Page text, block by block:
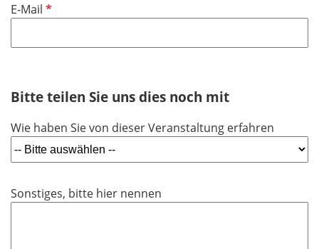
E-Mail P
l
h
f
e
l
Bitte teilen Sie uns dies noch mit
Wie haben Sie von dieser Veranstaltung erfahren
Sonstiges, bitte hier nennen